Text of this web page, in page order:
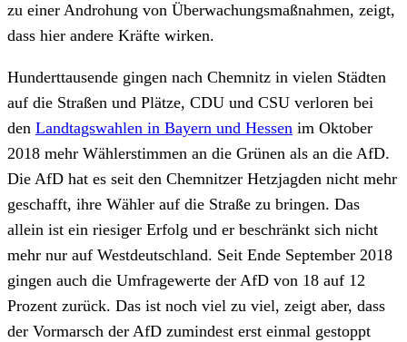
zu einer Androhung von Überwachungsmaßnahmen, zeigt,
dass hier andere Kräfte wirken.
Hunderttausende gingen nach Chemnitz in vielen Städten
auf die Straßen und Plätze, CDU und CSU verloren bei
den Landtagswahlen in Bayern und Hessen im Oktober
2018 mehr Wählerstimmen an die Grünen als an die AfD.
Die AfD hat es seit den Chemnitzer Hetzjagden nicht mehr
geschafft, ihre Wähler auf die Straße zu bringen. Das
allein ist ein riesiger Erfolg und er beschränkt sich nicht
mehr nur auf Westdeutschland. Seit Ende September 2018
gingen auch die Umfragewerte der AfD von 18 auf 12
Prozent zurück. Das ist noch viel zu viel, zeigt aber, dass
der Vormarsch der AfD zumindest erst einmal gestoppt